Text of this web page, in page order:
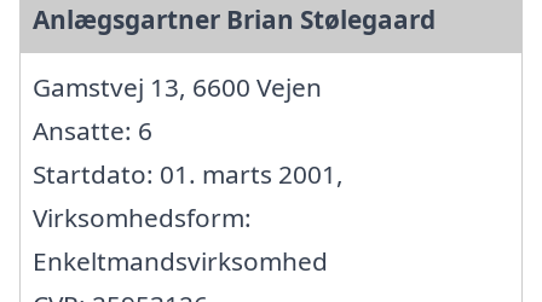
Anlægsgartner Brian Stølegaard
Gamstvej 13, 6600 Vejen
Ansatte: 6
Startdato: 01. marts 2001,
Virksomhedsform:
Enkeltmandsvirksomhed